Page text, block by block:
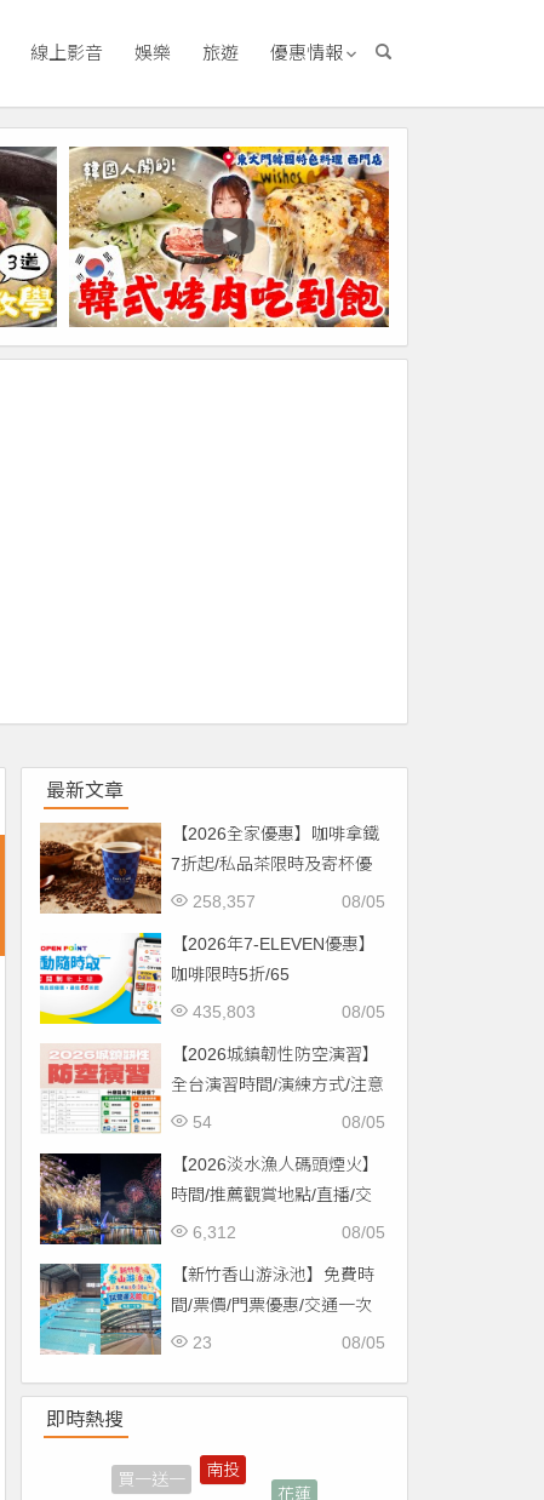
線上影音 娛樂 旅遊 優惠情報
最新文章
【2026全家優惠】咖啡拿鐵
7折起/私品茶限時及寄杯優
惠！價格/菜單一起看
08/05
258,357
【2026年7-ELEVEN優惠】
咖啡限時5折/65
折/CITYCAFE菜單一起看！
08/05
435,803
【2026城鎮韌性防空演習】
全台演習時間/演練方式/注意
事項一次看！
08/05
54
【2026淡水漁人碼頭煙火】
時間/推薦觀賞地點/直播/交
通資訊一次看！
08/05
6,312
【新竹香山游泳池】免費時
間/票價/門票優惠/交通一次
看！
08/05
23
即時熱搜
補助
外帶